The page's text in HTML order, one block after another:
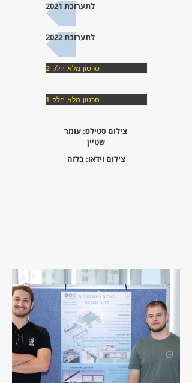
לתערוכת 2021
לתערוכת 2022
סרטון מלא חלק 2
סרטון מלא חלק 1
צילום סטילס: עומר
שטיין
צילום וידאו: בלזה